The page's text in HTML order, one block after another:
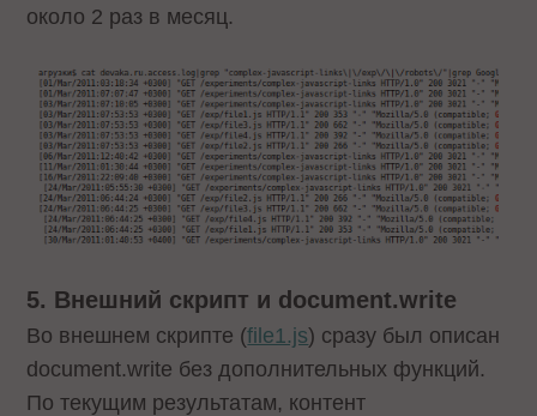
около 2 раз в месяц.
5. Внешний скрипт и document.write
Во внешнем скрипте (file1.js) сразу был описан
document.write без дополнительных функций.
По текущим результатам, контент